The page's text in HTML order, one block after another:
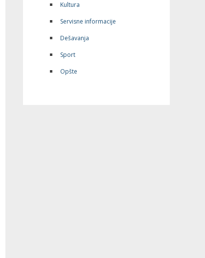
Kultura
Servisne informacije
Dešavanja
Sport
Opšte